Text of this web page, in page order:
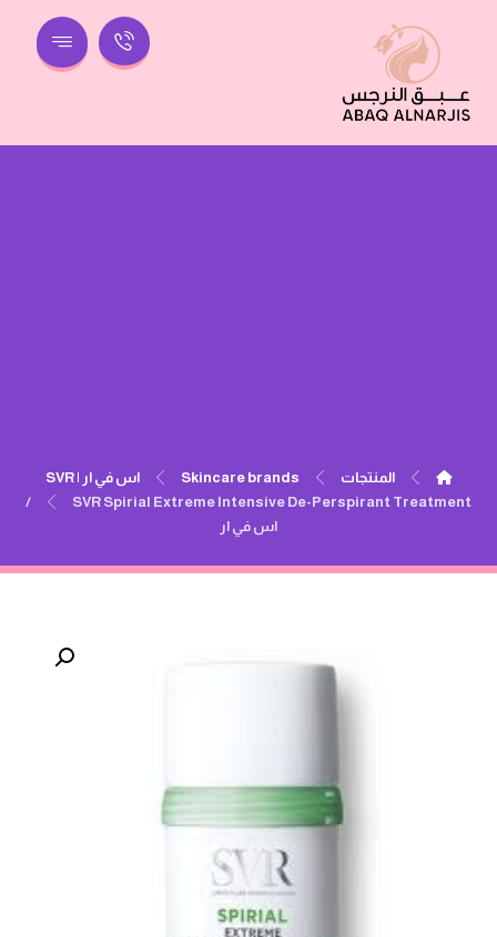
المنتجات Skincare brands
اس في ار | SVR
SVR Spirial Extreme Intensive De-Perspirant Treatment/
اس في ار